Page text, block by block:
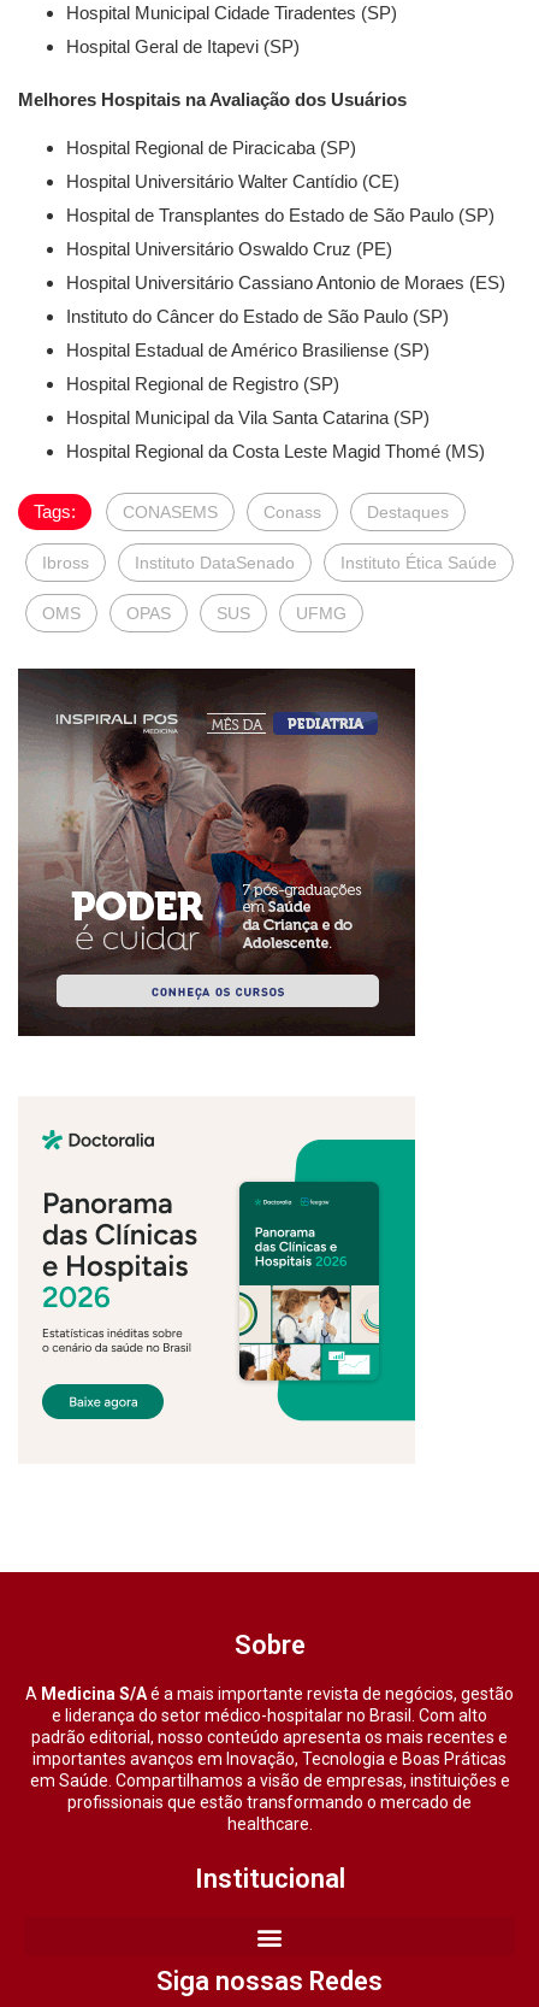
Hospital Municipal Cidade Tiradentes (SP)
Hospital Geral de Itapevi (SP)
Melhores Hospitais na Avaliação dos Usuários
Hospital Regional de Piracicaba (SP)
Hospital Universitário Walter Cantídio (CE)
Hospital de Transplantes do Estado de São Paulo (SP)
Hospital Universitário Oswaldo Cruz (PE)
Hospital Universitário Cassiano Antonio de Moraes (ES)
Instituto do Câncer do Estado de São Paulo (SP)
Hospital Estadual de Américo Brasiliense (SP)
Hospital Regional de Registro (SP)
Hospital Municipal da Vila Santa Catarina (SP)
Hospital Regional da Costa Leste Magid Thomé (MS)
Tags: CONASEMS Conass Destaques
Ibross Instituto DataSenado Instituto Ética Saúde
OMS OPAS SUS UFMG
Sobre
A Medicina S/Aé a mais importante revista de negócios, gestão
e liderança do setor médico-hospitalar no Brasil. Com alto
padrão editorial, nosso conteúdo apresenta os mais recentes e
importantes avanços em Inovação, Tecnologia e Boas Práticas
em Saúde. Compartilhamos a visão de empresas, instituições e
profissionais que estão transformando o mercado de
healthcare.
Institucional
Siga nossas Redes